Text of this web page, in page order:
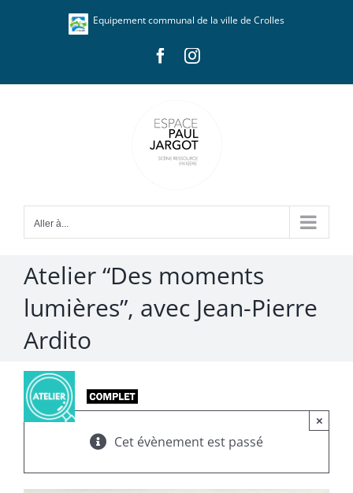
Equipement communal de la ville de Crolles
FacebookInstagram
Aller à...
Atelier “Des moments
lumières”, avec Jean-Pierre
Ardito
Cet évènement est passé
×
Panneau de gestion des cookies